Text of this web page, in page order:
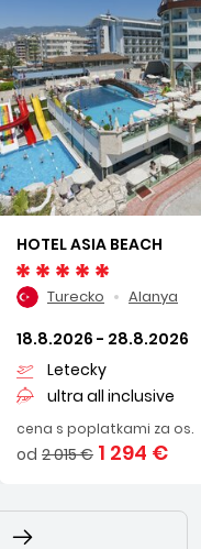
HOTEL ASIA BEACH
Turecko Alanya
18.8.2026 - 28.8.2026
Letecky
ultra all inclusive
cena s poplatkami za os.
od 2 015 € 1 294 €